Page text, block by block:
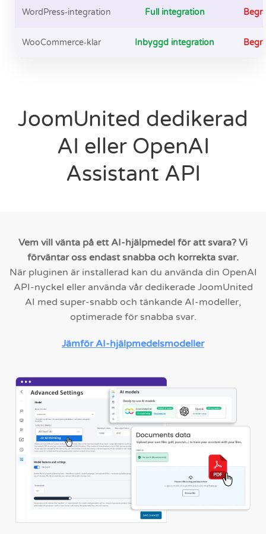
WordPress‑integration Full integration
WooCommerce‑klar Inbyggd integration
JoomUnited dedikerad
AI eller OpenAI
Assistant API
Vem vill vänta på ett AI-hjälpmedel för att svara? Vi
förväntar oss endast snabba och korrekta svar.
När pluginen är installerad kan du använda din OpenAI
API-nyckel eller använda vår dedikerade JoomUnited
AI med super-snabb och tänkande AI-modeller,
optimerade för snabba svar.
Jämför AI-hjälpmedelsmodeller